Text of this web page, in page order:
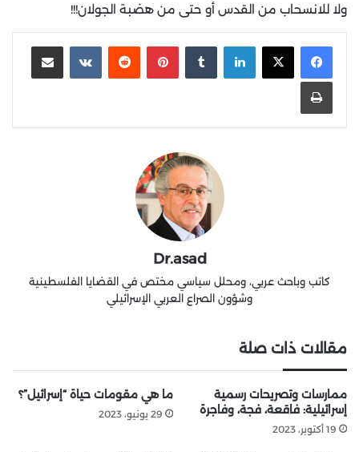
ولا للانسحاب من القدس أو حتى من هضبة الجولان!!!
لينكدإن بينتيريست
Dr.asad
كاتب وباحث عربي، ومحلل سياسي مختص في القضايا الفلسطينية
وشؤون الصراع العربي الإسرائيلي
مقالات ذات صلة
ممارسات وتصريحات رسمية
إسرائيلية: فاقعة، فجة، وفاجرة
19 أكتوبر، 2023
ما هي مقومات حياة “إسرائيل”؟
29 يونيو، 2023